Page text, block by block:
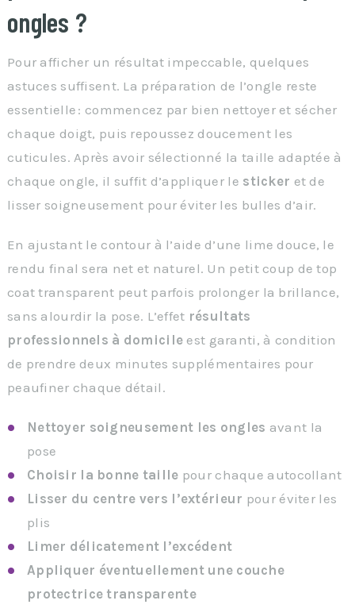
ongles ?
Pour afficher un résultat impeccable, quelques
astuces suffisent. La préparation de l’ongle reste
essentielle : commencez par bien nettoyer et sécher
chaque doigt, puis repoussez doucement les
cuticules. Après avoir sélectionné la taille adaptée à
chaque ongle, il suffit d’appliquer le sticker et de
lisser soigneusement pour éviter les bulles d’air.
En ajustant le contour à l’aide d’une lime douce, le
rendu final sera net et naturel. Un petit coup de top
coat transparent peut parfois prolonger la brillance,
sans alourdir la pose. L’effet résultats
professionnels à domicile est garanti, à condition
de prendre deux minutes supplémentaires pour
peaufiner chaque détail.
Nettoyer soigneusement les ongles avant la
pose
Choisir la bonne taille pour chaque autocollant
Lisser du centre vers l’extérieur pour éviter les
plis
Limer délicatement l’excédent
Appliquer éventuellement une couche
protectrice transparente